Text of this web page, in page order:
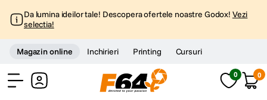
Da lumina ideilor tale! Descopera ofertele noastre Godox! Vezi
selectia!
Magazin online Inchirieri Printing Cursuri
0 0